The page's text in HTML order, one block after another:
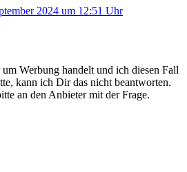
2024 um 12:51 Uhr
um Werbung handelt und ich diesen Fall
kann ich Dir das nicht beantworten.
an den Anbieter mit der Frage.